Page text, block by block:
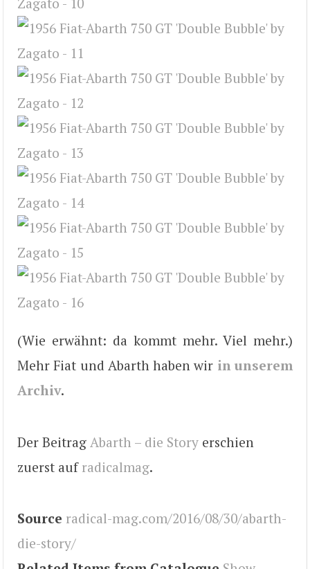
(Wie erwähnt: da kommt mehr. Viel mehr.)
Mehr Fiat und Abarth haben wir in unserem
Archiv.
Der Beitrag Abarth – die Story erschien
zuerst auf radicalmag.
Source radical-mag.com/2016/08/30/abarth-
die-story/